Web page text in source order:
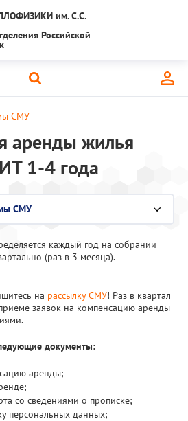
им. С.С.
Российской
СМУ
аренды жилья
1-4 года
СМУ
каждый год на собрании
(раз в 3 месяца).
на рассылку СМУ! Раз в квартал
заявок на компенсацию аренды
документы:
аренды;
со сведениями о прописке;
персональных данных;